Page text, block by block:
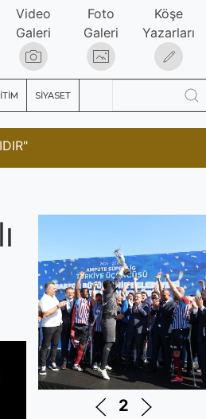
Video
Galeri
Foto
Galeri
Köşe
Yazarları
SİYASET
İÇİN SAHAYA ÇIKIYOR
2